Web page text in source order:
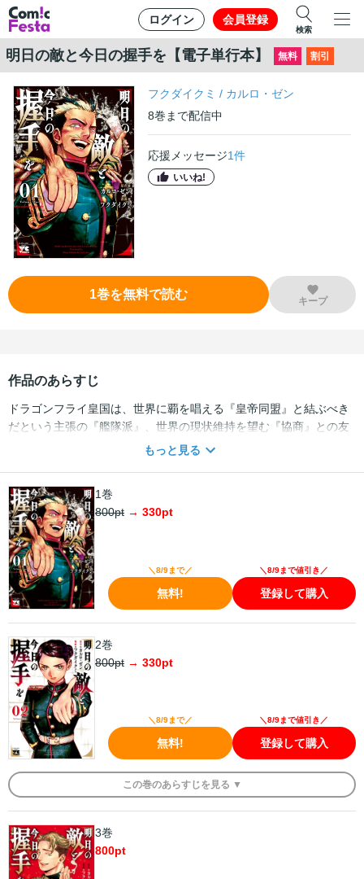
ログイン 会員登録
検索
明日の敵と今日の握手を【電子単行本】 無料 割引
フクダイクミ / カルロ・ゼン
8巻 まで配信中
応援メッセージ1件
いいね!
1巻を無料で読む キープ
作品のあらすじ
ドラゴンフライ皇国は、世界に覇を唱える『皇帝同盟』と結ぶべき
だという主張の『艦隊派』、世界の現状維持を望む『協商』との友
好関係を続けるべきだ、とする『条約派』の2つに分かれ内部対立を
わる。結果、新品中尉・アメリアは関係が悪くなりつつある『協
商』国家ブレタニケに『条約派』の正論モンスター海軍中将・ハラ
ルドと共に駐在武官として乗り込むことに！ 一歩間違えば、世界
大戦。国、大使館、貴族、マスコミ……あらゆるものを利用する、
『英雄を必要としないため』の闘いが始まる。これは、国家の趨勢
を懸けた駐在武官たちの本格外交業務戦記である！
もっと見る
1巻
800pt → 330pt
＼8/9まで／
無料!
＼8/9まで値引き／
登録して購入
2巻
800pt → 330pt
＼8/9まで／
無料!
＼8/9まで値引き／
登録して購入
この巻のあらすじを 見る ▼
3巻
800pt